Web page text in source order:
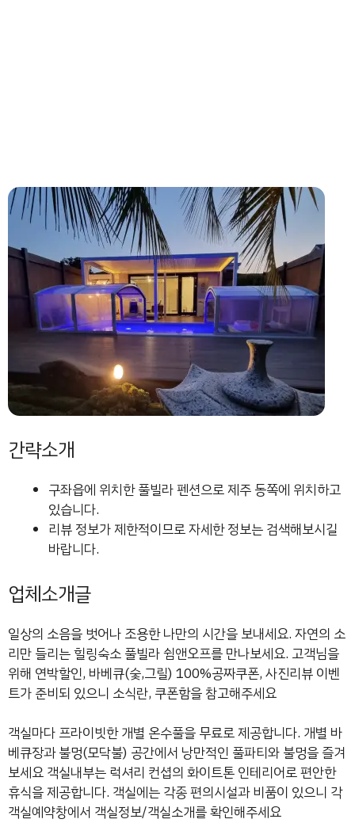
간략소개
구좌읍에 위치한 풀빌라 펜션으로 제주 동쪽에 위치하고
있습니다.
리뷰 정보가 제한적이므로 자세한 정보는 검색해보시길
바랍니다.
업체소개글
일상의 소음을 벗어나 조용한 나만의 시간을 보내세요. 자연의 소
리만 들리는 힐링숙소 풀빌라 쉼앤오프를 만나보세요. 고객님을
위해 연박할인, 바베큐(숯,그릴) 100%공짜쿠폰, 사진리뷰 이벤
트가 준비되 있으니 소식란, 쿠폰함을 참고해주세요
객실마다 프라이빗한 개별 온수풀을 무료로 제공합니다. 개별 바
베큐장과 불멍(모닥불) 공간에서 낭만적인 풀파티와 불멍을 즐겨
보세요 객실내부는 럭셔리 컨셥의 화이트톤 인테리어로 편안한
휴식을 제공합니다. 객실에는 각종 편의시설과 비품이 있으니 각
객실예약창에서 객실정보/객실소개를 확인해주세요